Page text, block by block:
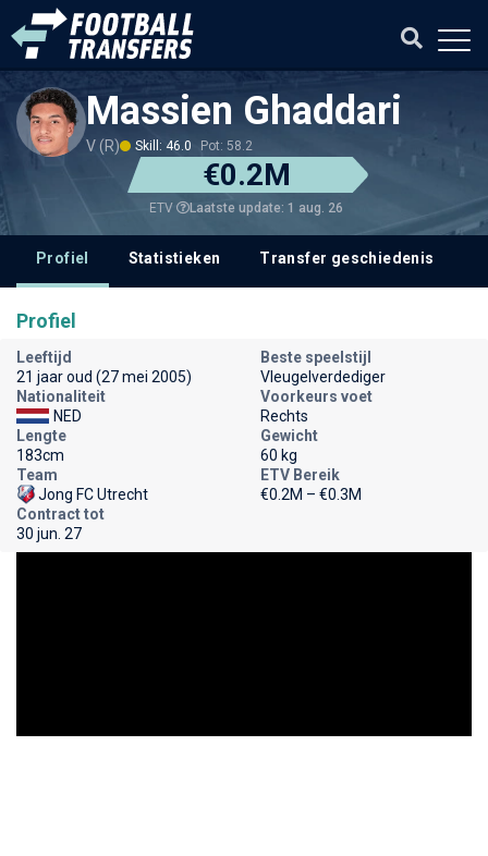
Massien Ghaddari
V (R) Skill: 46.0 Pot: 58.2
€0.2M
ETV Laatste update: 1 aug. 26
Profiel Statistieken Transfer geschiedenis
Profiel
Leeftijd
21 jaar oud (27 mei 2005)
Beste speelstijl
Vleugelverdediger
Nationaliteit
NED
Voorkeurs voet
Rechts
Lengte
183cm
Gewicht
60 kg
Team
Jong FC Utrecht
ETV Bereik
€0.2M – €0.3M
Contract tot
30 jun. 27